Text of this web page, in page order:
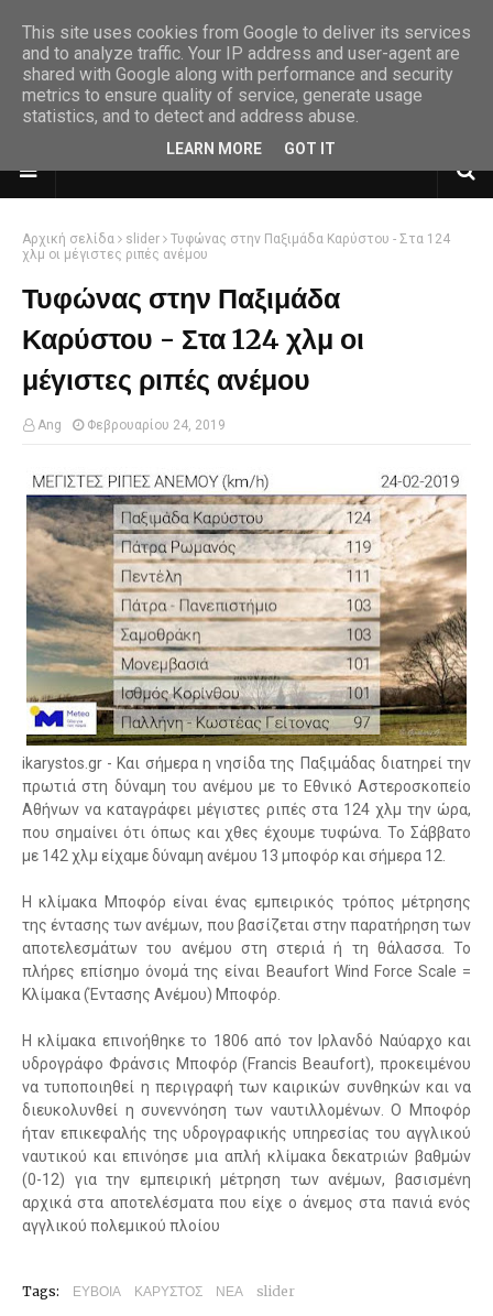
Αρχική σελίδα slider
Τυφώνας στην Παξιμάδα Καρύστου - Στα 124
χλμ οι μέγιστες ριπές ανέμου
Τυφώνας στην Παξιμάδα
Καρύστου - Στα 124 χλμ οι
μέγιστες ριπές ανέμου
Ang Φεβρουαρίου 24, 2019
ikarystos.gr - Και σήμερα η νησίδα της Παξιμάδας διατηρεί την
πρωτιά στη δύναμη του ανέμου με το Εθνικό Αστεροσκοπείο
Αθήνων να καταγράφει μέγιστες ριπές στα 124 χλμ την ώρα,
που σημαίνει ότι όπως και χθες έχουμε τυφώνα. Το Σάββατο
με 142 χλμ είχαμε δύναμη ανέμου 13 μποφόρ και σήμερα 12.
Η κλίμακα Μποφόρ είναι ένας εμπειρικός τρόπος μέτρησης
της έντασης των ανέμων, που βασίζεται στην παρατήρηση των
αποτελεσμάτων του ανέμου στη στεριά ή τη θάλασσα. Το
πλήρες επίσημο όνομά της είναι Beaufort Wind Force Scale =
Kλίμακα (Έντασης Ανέμου) Μποφόρ.
Η κλίμακα επινοήθηκε το 1806 από τον Ιρλανδό Ναύαρχο και
υδρογράφο Φράνσις Μποφόρ (Francis Beaufort), προκειμένου
να τυποποιηθεί η περιγραφή των καιρικών συνθηκών και να
διευκολυνθεί η συνεννόηση των ναυτιλλομένων. Ο Μποφόρ
ήταν επικεφαλής της υδρογραφικής υπηρεσίας του αγγλικού
ναυτικού και επινόησε μια απλή κλίμακα δεκατριών βαθμών
(0-12) για την εμπειρική μέτρηση των ανέμων, βασισμένη
αρχικά στα αποτελέσματα που είχε ο άνεμος στα πανιά ενός
αγγλικού πολεμικού πλοίου
Tags: ΕΥΒΟΙΑ ΚΑΡΥΣΤΟΣ ΝΕΑ slider
This site uses cookies from Google to deliver its services
and to analyze traffic. Your IP address and user-agent are
shared with Google along with performance and security
metrics to ensure quality of service, generate usage
statistics, and to detect and address abuse.
LEARN MORE GOT IT